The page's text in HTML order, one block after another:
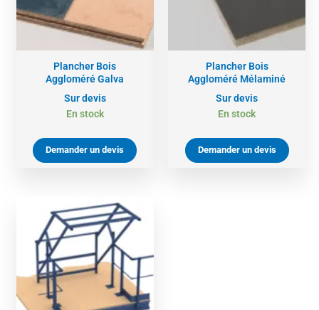
Plancher Bois
Aggloméré Galva
Sur devis
En stock
Demander un devis
Plancher Bois
Aggloméré Mélaminé
Sur devis
En stock
Demander un devis